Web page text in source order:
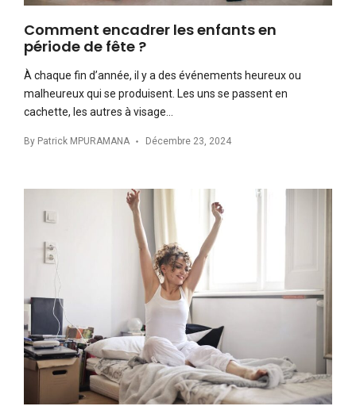
Comment encadrer les enfants en
période de fête ?
À chaque fin d’année, il y a des événements heureux ou
malheureux qui se produisent. Les uns se passent en
cachette, les autres à visage…
By Patrick MPURAMANA Décembre 23, 2024